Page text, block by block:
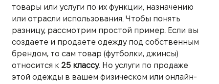
товары или услуги по их функции, назначению
или отрасли использования. Чтобы понять
разницу, рассмотрим простой пример. Если вы
создаете и продаете одежду под собственным
брендом, то сам товар (футболки, джинсы)
относится к 25 классу. Но услуги по продаже
этой одежды в вашем физическом или онлайн-